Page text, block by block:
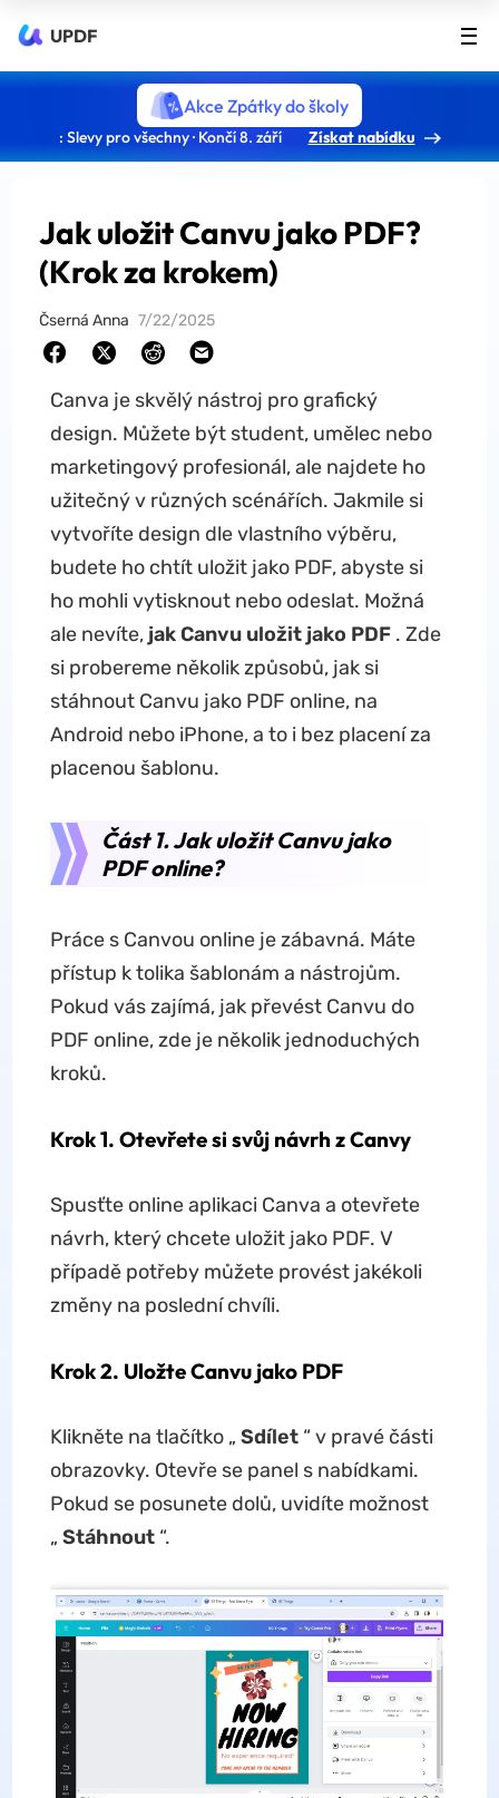
UPDF
Akce Zpátky do školy
: Slevy pro všechny · Končí 8. září Získat nabídku
Jak uložit Canvu jako PDF?
(Krok za krokem)
Čserná Anna 7/22/2025
Canva je skvělý nástroj pro grafický
design. Můžete být student, umělec nebo
marketingový profesionál, ale najdete ho
užitečný v různých scénářích. Jakmile si
vytvoříte design dle vlastního výběru,
budete ho chtít uložit jako PDF, abyste si
ho mohli vytisknout nebo odeslat. Možná
ale nevíte, jak Canvu uložit jako PDF. Zde
si probereme několik způsobů, jak si
stáhnout Canvu jako PDF online, na
Android nebo iPhone, a to i bez placení za
placenou šablonu.
Část 1. Jak uložit Canvu jako
PDF online?
Práce s Canvou online je zábavná. Máte
přístup k tolika šablonám a nástrojům.
Pokud vás zajímá, jak převést Canvu do
PDF online, zde je několik jednoduchých
kroků.
Krok 1. Otevřete si svůj návrh z Canvy
Spusťte online aplikaci Canva a otevřete
návrh, který chcete uložit jako PDF. V
případě potřeby můžete provést jakékoli
změny na poslední chvíli.
Krok 2. Uložte Canvu jako PDF
Klikněte na tlačítko „ Sdílet“ v pravé části
obrazovky. Otevře se panel s nabídkami.
Pokud se posunete dolů, uvidíte možnost
„ Stáhnout“.